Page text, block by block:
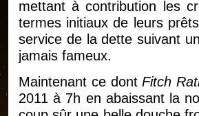
mettant à contribution les
termes initiaux de leurs
service de la dette suivant
jamais fameux.
Maintenant ce dontFitch
2011 à 7h en abaissant la